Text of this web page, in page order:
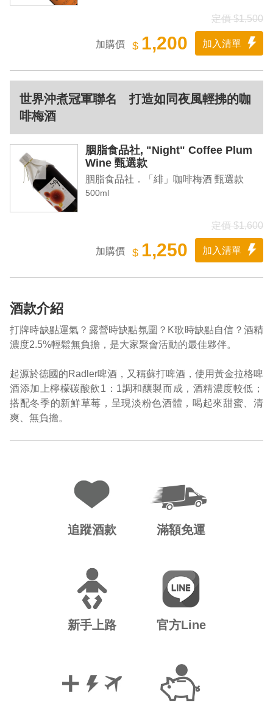
定價 $1,500
$ 1,200 加入清單
加購價
世界沖煮冠軍聯名 打造如同夜風輕拂的咖
啡梅酒
胭脂食品社, "Night" Coffee Plum
Wine 甄選款
胭脂食品社．「緋」咖啡梅酒 甄選款
500ml
定價 $1,600
$ 1,250 加入清單
加購價
酒款介紹
打牌時缺點運氣？露營時缺點氛圍？K歌時缺點自信？酒精
濃度2.5%輕鬆無負擔，是大家聚會活動的最佳夥伴。
起源於德國的Radler啤酒，又稱蘇打啤酒，使用黃金拉格啤
酒添加上檸檬碳酸飲1：1調和釀製而成，酒精濃度較低；
搭配冬季的新鮮草莓，呈現淡粉色酒體，喝起來甜蜜、清
爽、無負擔。
追蹤酒款 滿額免運
新手上路 官方Line